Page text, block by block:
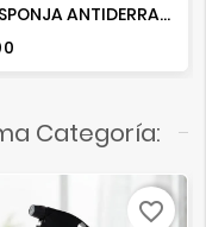
EAD ESPONJA ANTIDERRAPANTE PARA BAÑERA
Categoría:
favorite_border